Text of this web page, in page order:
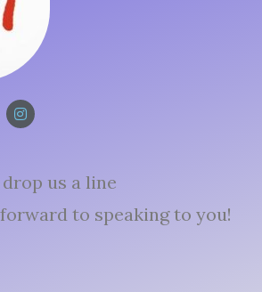
drop us a line
to speaking to you!